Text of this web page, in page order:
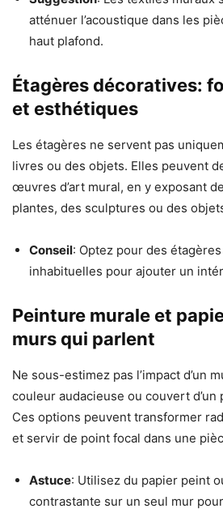
atténuer l’acoustique dans les
haut plafond.
Étagères décoratives:
et esthétiques
Les étagères ne servent pas
livres ou des objets. Elles peuvent
œuvres d’art mural, en y exposant
plantes, des sculptures ou des
Conseil: Optez pour des
inhabituelles pour ajouter un
Peinture murale et
murs qui parlent
Ne sous-estimez pas l’impact d’un
couleur audacieuse ou couvert
Ces options peuvent transformer
et servir de point focal dans une
Astuce: Utilisez du papier peint
contrastante sur un seul mur